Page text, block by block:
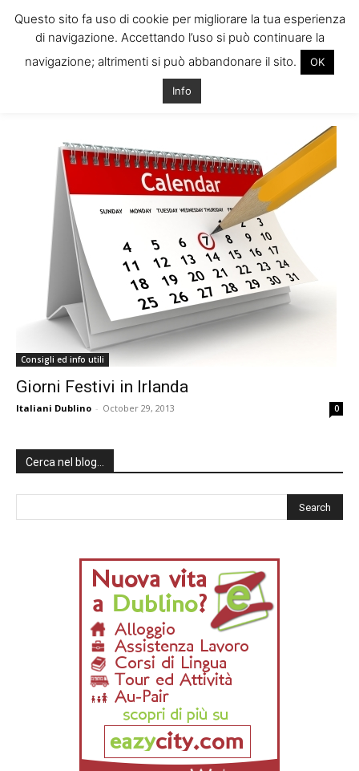
Tag: giorni festivi irlanda
Consigli ed info utili
Giorni Festivi in Irlanda
Italiani Dublino - October 29, 2013 0
Cerca nel blog…
Questo sito fa uso di cookie per migliorare la tua esperienza
di navigazione. Accettando l’uso si può continuare la
navigazione; altrimenti si può abbandonare il sito.
OK
Info